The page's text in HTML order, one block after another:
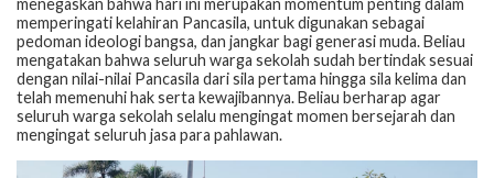
menegaskan bahwa hari ini merupakan momentum penting dalam
memperingati kelahiran Pancasila, untuk digunakan sebagai
pedoman ideologi bangsa, dan jangkar bagi generasi muda. Beliau
mengatakan bahwa seluruh warga sekolah sudah bertindak sesuai
dengan nilai-nilai Pancasila dari sila pertama hingga sila kelima dan
telah memenuhi hak serta kewajibannya. Beliau berharap agar
seluruh warga sekolah selalu mengingat momen bersejarah dan
mengingat seluruh jasa para pahlawan.